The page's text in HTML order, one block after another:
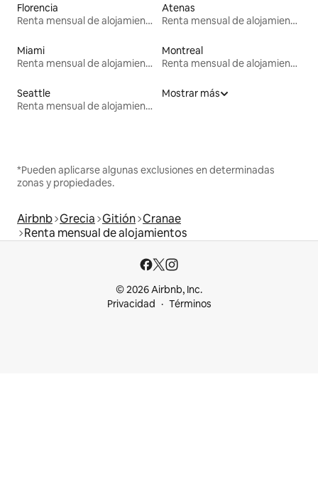
Florencia
Renta mensual de alojamientos
Atenas
Renta mensual de alojamientos
Miami
Renta mensual de alojamientos
Montreal
Renta mensual de alojamientos
Seattle
Renta mensual de alojamientos
Mostrar más
*Pueden aplicarse algunas exclusiones en determinadas
zonas y propiedades.
Airbnb Grecia Gitión Cranae
Renta mensual de alojamientos
© 2026 Airbnb, Inc.
Privacidad
Términos